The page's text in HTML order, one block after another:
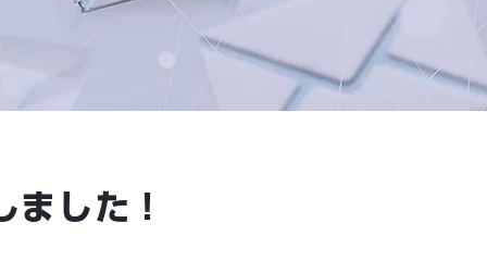
した！